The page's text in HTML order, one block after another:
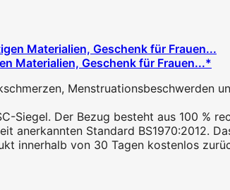
Materialien, Geschenk für Frauen...*
Menstruationsbeschwerden
Siegel. Der Bezug besteht aus 100 %
Standard BS1970:2012.
innerhalb von 30 Tagen kostenlos